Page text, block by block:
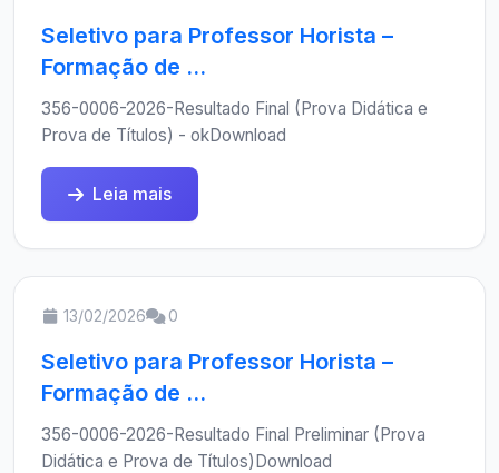
Seletivo para Professor Horista –
Formação de ...
356-0006-2026-Resultado Final (Prova Didática e
Prova de Títulos) - okDownload
Leia mais
13/02/2026 0
Seletivo para Professor Horista –
Formação de ...
356-0006-2026-Resultado Final Preliminar (Prova
Didática e Prova de Títulos)Download